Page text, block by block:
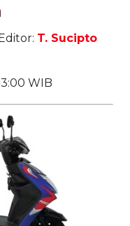
T. Sucipto
WIB